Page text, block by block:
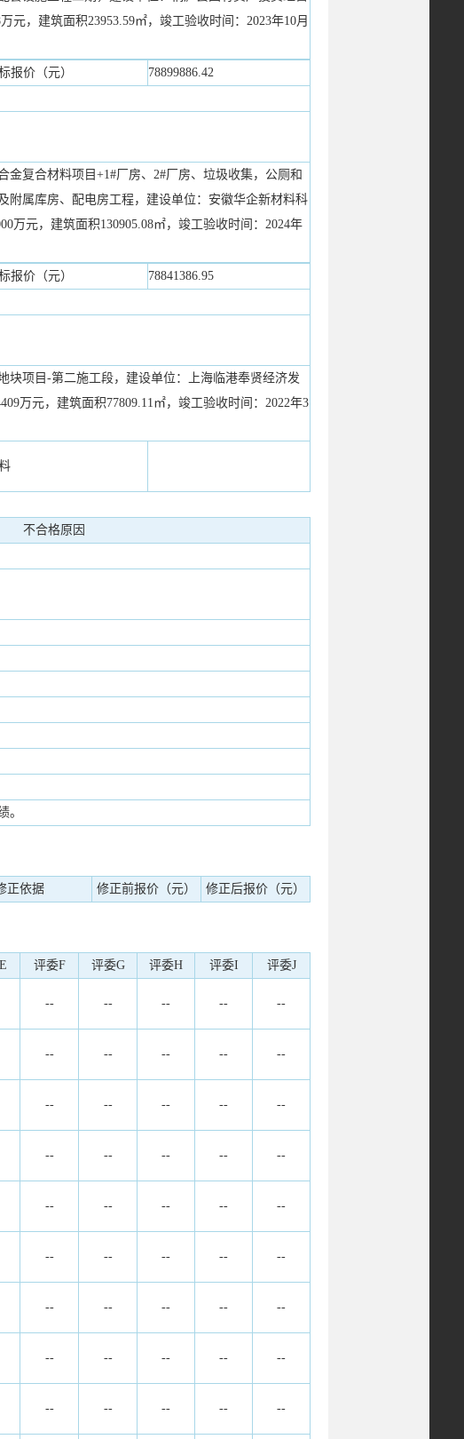
元，建筑面积23953.59㎡，竣工验收时间：2023年10月
报价（元）
78899886.42
金复合材料项目+1#厂房、2#厂房、垃圾收集，公厕和
附属库房、配电房工程，建设单位：安徽华企新材料科
万元，建筑面积130905.08㎡，竣工验收时间：2024年
报价（元）
78841386.95
块项目-第二施工段，建设单位：上海临港奉贤经济发
万元，建筑面积77809.11㎡，竣工验收时间：2022年3
不合格原因
。
正依据 修正前报价（元） 修正后报价（元）
评委F 评委G 评委H 评委I 评委J
-- -- -- -- --
-- -- -- -- --
-- -- -- -- --
-- -- -- -- --
-- -- -- -- --
-- -- -- -- --
-- -- -- -- --
-- -- -- -- --
-- -- -- -- --